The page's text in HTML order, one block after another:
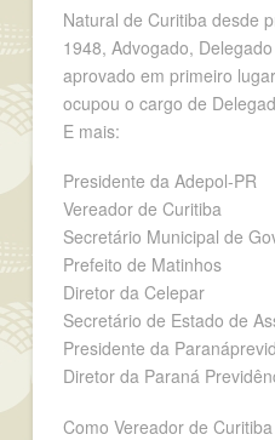
Natural de Curitiba desde
1948, Advogado,
aprovado em primeiro
ocupou o cargo de
E mais:
Presidente da Adepol-PR
Vereador de Curitiba
Secretário Municipal de
Prefeito de Matinhos
Diretor da Celepar
Secretário de Estado de
Presidente da
Diretor da Paraná
Como Vereador de